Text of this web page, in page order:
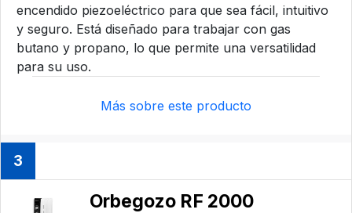
encendido piezoeléctrico para que sea fácil, intuitivo
y seguro. Está diseñado para trabajar con gas
butano y propano, lo que permite una versatilidad
para su uso.
Más sobre este producto
3
Orbegozo ‎RF 2000